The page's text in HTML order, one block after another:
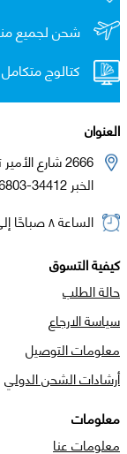
شحن لجميع
كتالوج
العنوان
2666 شارع الأمير تركي – الكورنيش , وحدة رقم 102
الخبر 34412-6803 , المملكة العربية السعودية
الساعة ٨ صباحًا إلى ٤ مساء من الأحد إلى الخميس
كيفية التسوق
حالة الطلب
سياسة الارجاع
معلومات التوصيل
أرشادات الشحن الدولي
معلومات
معلومات عنا